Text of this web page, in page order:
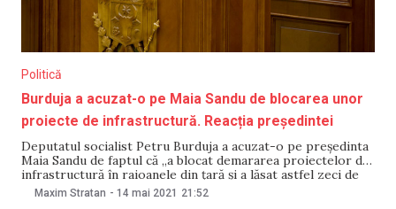
Politică
Burduja a acuzat-o pe Maia Sandu de blocarea unor
proiecte de infrastructură. Reacția președintei
Deputatul socialist Petru Burduja a acuzat-o pe președinta
Maia Sandu de faptul că „a blocat demararea proiectelor de
infrastructură în raioanele din țară și a lăsat astfel zeci de
mii de cetățeni fără acces la apă potabilă”. Burduja a explicat
Maxim Stratan - 14 mai 2021 21:52